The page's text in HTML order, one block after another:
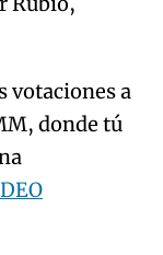
votaciones a
donde tú